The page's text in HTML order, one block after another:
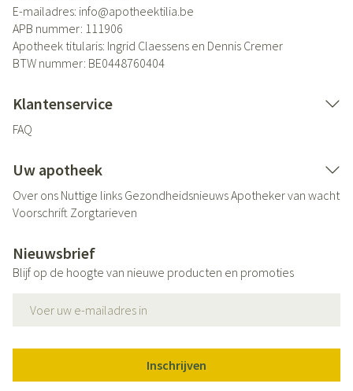
E-mailadres: info@apotheektilia.be
APB nummer: 111906
Apotheek titularis: Ingrid Claessens en Dennis Cremer
BTW nummer: BE0448760404
Klantenservice
FAQ
Uw apotheek
Over ons Nuttige links GezondheidsnieuwsApotheker van wacht
Voorschrift Zorgtarieven
Nieuwsbrief
Blijf op de hoogte van nieuwe producten en promoties
Inschrijven